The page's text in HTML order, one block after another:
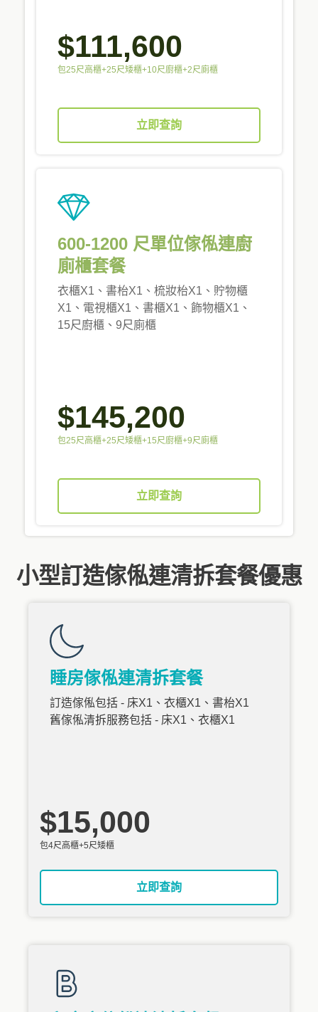
$111,600
包25尺高櫃+25尺矮櫃+10尺廚櫃+2尺廁櫃
立即查詢
600-1200 尺單位傢俬連廚
廁櫃套餐
衣櫃X1、書枱X1、梳妝枱X1、貯物櫃
X1、電視櫃X1、書櫃X1、飾物櫃X1、
15尺廚櫃、9尺廁櫃
$145,200
包25尺高櫃+25尺矮櫃+15尺廚櫃+9尺廁櫃
立即查詢
小型訂造傢俬連清拆套餐優惠
睡房傢俬連清拆套餐
訂造傢俬包括 - 床X1、衣櫃X1、書枱X1
舊傢俬清拆服務包括 - 床X1、衣櫃X1
$15,000
包4尺高櫃+5尺矮櫃
立即查詢